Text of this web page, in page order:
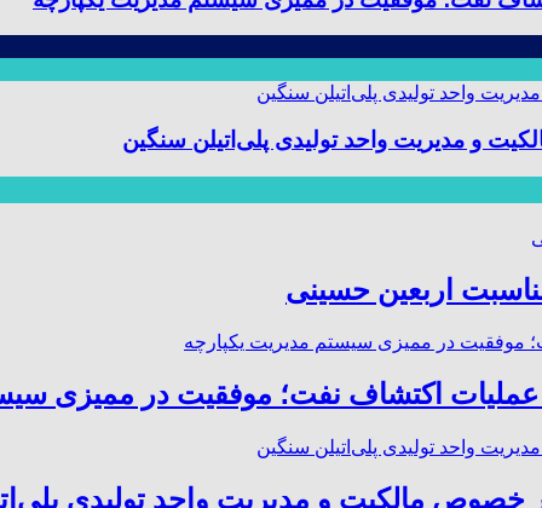
و مدیریت واحد تولیدی پلی‌اتیلن سنگین
اربعین حسینی
مالکیت و مدیریت واحد تولیدی